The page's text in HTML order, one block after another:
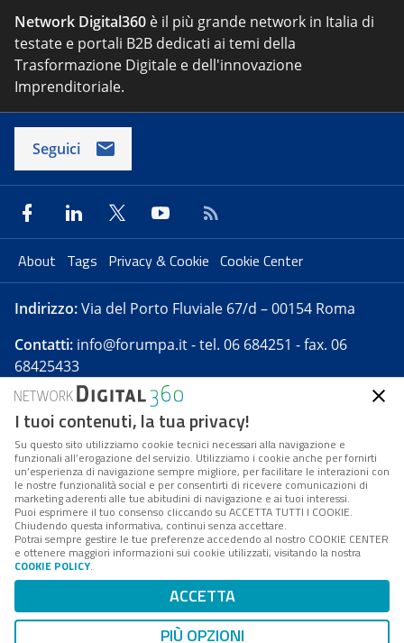
Network Digital360 è il più grande network in Italia di
testate e portali B2B dedicati ai temi della
Trasformazione Digitale e dell'innovazione
Imprenditoriale.
Seguici
About Tags Privacy & Cookie Cookie Center
Indirizzo:Via del Porto Fluviale 67/d – 00154 Roma
Contatti: info@forumpa.it- tel. 06 684251 - fax. 06
68425433
Forumpa.itè una pubblicazione telematica iscritta
presso Registro della stampa del Tribunale di Roma -
Reg. n. 182 del 2 maggio 2008 - Direttore resp. Michela
Stentella
FPA s.r.l. è società soggetta a Direzione e
Coordinamento da parte di Digital360 S.p.A. - FPA s.r.l.
è un'azienda certificata per il sistema di management
Codice Fiscale/Partita IVA n. 10693191008 - R.E.A. Roma
n. 1249791. ISP AWS
Mappa del sito
I tuoi contenuti, la tua privacy!
Su questo sito utilizziamo cookie tecnici necessari alla navigazione e
funzionali all’erogazione del servizio. Utilizziamo i cookie anche per fornirti
un’esperienza di navigazione sempre migliore, per facilitare le interazioni con
le nostre funzionalità social e per consentirti di ricevere comunicazioni di
marketing aderenti alle tue abitudini di navigazione e ai tuoi interessi.
Puoi esprimere il tuo consenso cliccando su ACCETTA TUTTI I COOKIE.
Chiudendo questa informativa, continui senza accettare.
Potrai sempre gestire le tue preferenze accedendo al nostro COOKIE CENTER
e ottenere maggiori informazioni sui cookie utilizzati, visitando la nostra
COOKIE POLICY.
ACCETTA
PIÙ OPZIONI